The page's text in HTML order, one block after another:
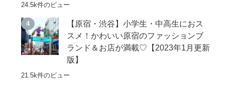
24.5k件のビュー
【原宿・渋谷】小学生・中高生におス
スメ！かわいい原宿のファッションブ
ランド＆お店が満載♡【2023年1月更新
版】
21.5k件のビュー